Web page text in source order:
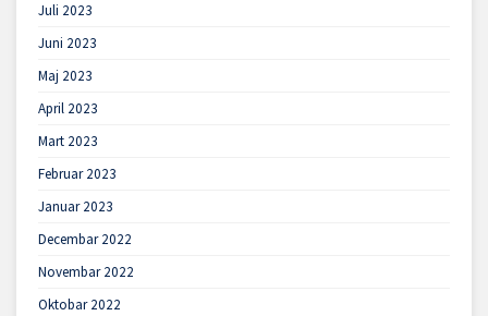
Juli 2023
Juni 2023
Maj 2023
April 2023
Mart 2023
Februar 2023
Januar 2023
Decembar 2022
Novembar 2022
Oktobar 2022